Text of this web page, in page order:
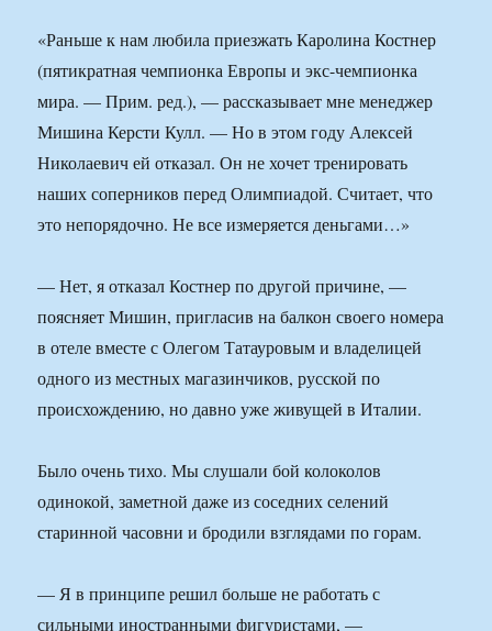
«Раньше к нам любила приезжать Каролина Костнер
(пятикратная чемпионка Европы и экс-чемпионка
мира. — Прим. ред.), — рассказывает мне менеджер
Мишина Керсти Кулл. — Но в этом году Алексей
Николаевич ей отказал. Он не хочет тренировать
наших соперников перед Олимпиадой. Считает, что
это непорядочно. Не все измеряется деньгами…»
— Нет, я отказал Костнер по другой причине, —
поясняет Мишин, пригласив на балкон своего номера
в отеле вместе с Олегом Татауровым и владелицей
одного из местных магазинчиков, русской по
происхождению, но давно уже живущей в Италии.
Было очень тихо. Мы слушали бой колоколов
одинокой, заметной даже из соседних селений
старинной часовни и бродили взглядами по горам.
— Я в принципе решил больше не работать с
сильными иностранными фигуристами, —